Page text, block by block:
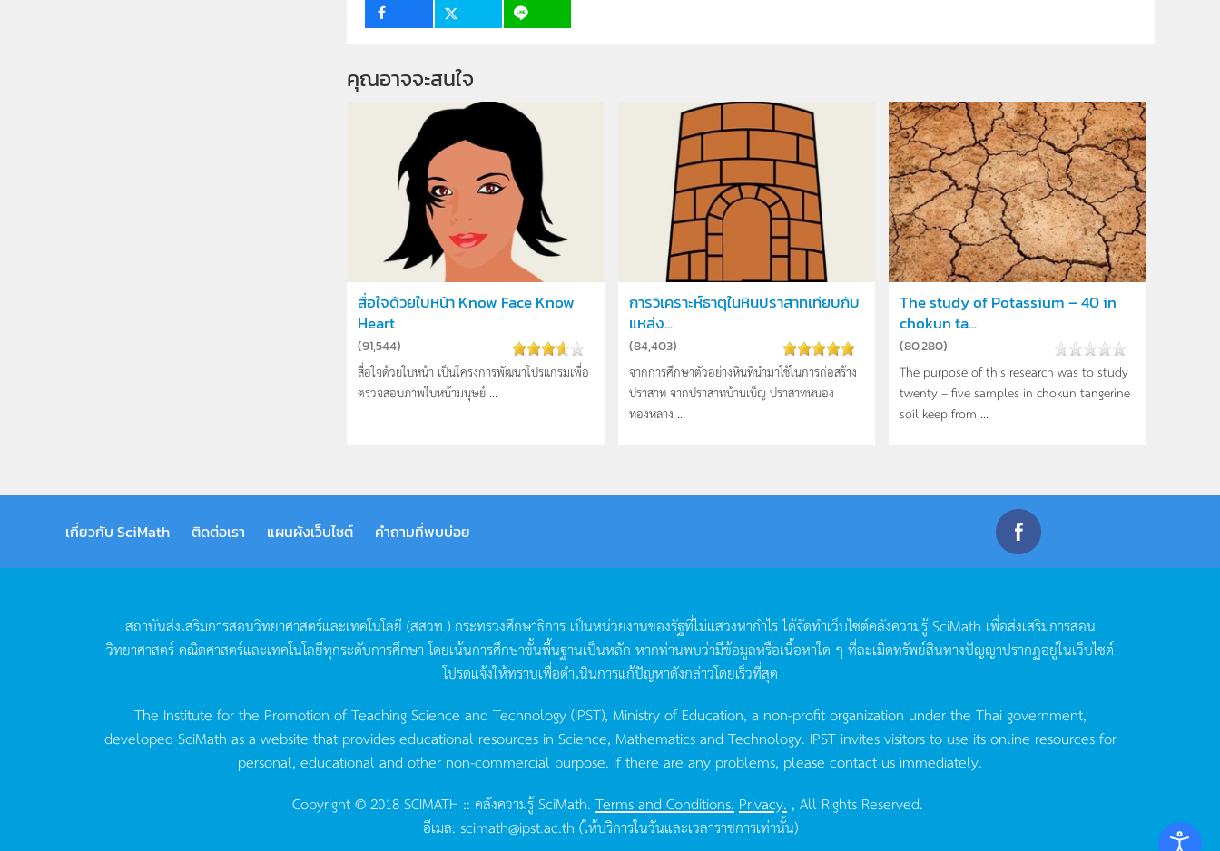
คุณอาจจะสนใจ
สื่อใจด้วยใบหน้า Know Face Know
Heart
(91,544)
สื่อใจด้วยใบหน้า เป็นโครงการพัฒนาโปรแกรมเพื่อ
ตรวจสอบภาพใบหน้ามนุษย์ ...
การวิเคราะห์ธาตุในหินปราสาทเทียบกับ
แหล่ง...
(84,403)
จากการศึกษาตัวอย่างหินที่นำมาใช้ในการก่อสร้าง
ปราสาท จากปราสาทบ้านเบ็ญ ปราสาทหนอง
ทองหลาง ...
The study of Potassium – 40 in
chokun ta...
(80,280)
The purpose of this research was to study
twenty – five samples in chokun tangerine
soil keep from ...
เกี่ยวกับ SciMath ติดต่อเรา แผนผังเว็บไซต์ คำถามที่พบบ่อย
สถาบันส่งเสริมการสอนวิทยาศาสตร์และเทคโนโลยี (สสวท.) กระทรวงศึกษาธิการ เป็นหน่วยงานของรัฐที่ไม่แสวงหากำไรได้จัดทำเว็บไซต์คลังความรู้SciMath เพื่อส่งเสริมการสอน
วิทยาศาสตร์คณิตศาสตร์และเทคโนโลยีทุกระดับการศึกษา โดยเน้นการศึกษาขั้นพื้นฐานเป็นหลัก หากท่านพบว่ามีข้อมูลหรือเนื้อหาใด ๆ ที่ละเมิดทรัพย์สินทางปัญญาปรากฏอยู่ในเว็บไซต์
โปรดแจ้งให้ทราบเพื่อดำเนินการแก้ปัญหาดังกล่าวโดยเร็วที่สุด
The Institute for the Promotion of Teaching Science and Technology (IPST), Ministry of Education, a non-profit organization under the Thai government,
developed SciMath as a website that provides educational resources in Science, Mathematics and Technology. IPST invites visitors to use its online resources for
personal, educational and other non-commercial purpose. If there are any problems, please contact us immediately.
Copyright © 2018 SCIMATH :: คลังความรู้ SciMath.Terms and Conditions. Privacy. , All Rights Reserved.
อีเมล: scimath@ipst.ac.th (ให้บริการในวันและเวลาราชการเท่านั้น)